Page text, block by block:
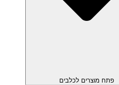
פתח מוצרים לכלבים